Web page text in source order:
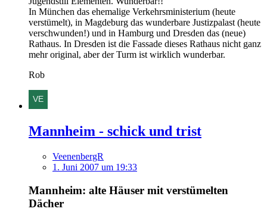
In München das ehemalige Verkehrsministerium (heute
verstümelt), in Magdeburg das wunderbare Justizpalast (heute
verschwunden!) und in Hamburg und Dresden das (neue)
Rathaus. In Dresden ist die Fassade dieses Rathaus nicht ganz
mehr original, aber der Turm ist wirklich wunderbar.
Rob
Mannheim - schick und trist
VeenenbergR
1. Juni 2007 um 19:33
Mannheim: alte Häuser mit verstümelten
Dächer